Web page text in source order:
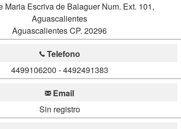
Maria Escriva de Balaguer Num. Ext. 101,
Aguascalientes
Aguascalientes CP. 20296
Telefono
4499106200 - 4492491383
Email
Sin registro